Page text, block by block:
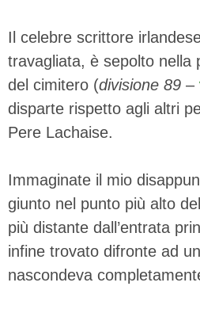
Il celebre scrittore
travagliata, è sepolto nella
del cimitero (divisione 89 –
disparte rispetto agli altri
Pere Lachaise.
Immaginate il mio
giunto nel punto più alto
più distante dall’entrata
infine trovato difronte ad
nascondeva